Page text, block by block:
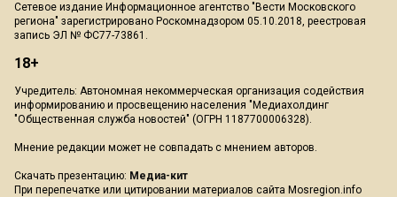
Сетевое издание Информационное агентство "Вести Московского
региона" зарегистрировано Роскомнадзором 05.10.2018, реестровая
запись ЭЛ № ФС77-73861.
18+
Учредитель: Автономная некоммерческая организация содействия
информированию и просвещению населения "Медиахолдинг
"Общественная служба новостей" (ОГРН 1187700006328).
Мнение редакции может не совпадать с мнением авторов.
Скачать презентацию: Медиа-кит
При перепечатке или цитировании материалов сайта Mosregion.info